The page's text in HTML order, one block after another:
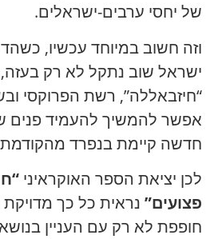
של יחסי ערבים-ישראלים.
וזה חשוב במיוחד עכשיו,
ישראל שוב נתקל לא רק
“חיזבאללה”, רשת הפרוקסי
אפשר להמשיך להעמיד פנים
חדשה קיימת בנפרד
לכן יציאת הספר האוקראיני
פצועים” נראית כל כך מדויקת
חופפת לא רק עם העניין